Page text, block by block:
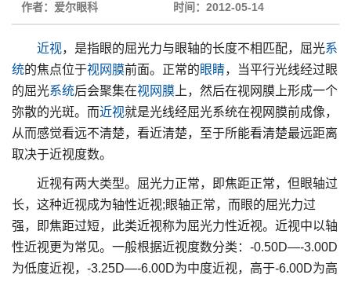
作者：爱尔眼科 时间：2012-05-14
近视，是指眼的屈光力与眼轴的长度不相匹配，屈光系
统的焦点位于视网膜前面。正常的眼睛，当平行光线经过眼
的屈光系统后会聚集在视网膜 上，然后在视网膜上形成一个
弥散的光斑。而近视就是光线经屈光系统在视网膜前成像，
从而感觉看远不清楚，看近清楚，至于所能看清楚最远距离
取决于近视度数。
近视有两大类型。屈光力正常，即焦距正常，但眼轴过
长，这种近视成为轴性近视;眼轴正常，而眼的屈光力过
强，即焦距过短，此类近视称为屈光力性近视。近视中以轴
性近视更为常见。一般根据近视度数分类：-0.50D—-3.00D
为低度近视，-3.25D—-6.00D为中度近视，高于-6.00D为高